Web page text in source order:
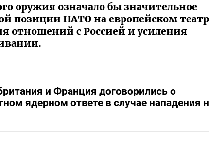
оружия означало бы значительное
позиции НАТО на европейском
отношений с Россией и усиления
и Франция договорились о
ядерном ответе в случае нападения